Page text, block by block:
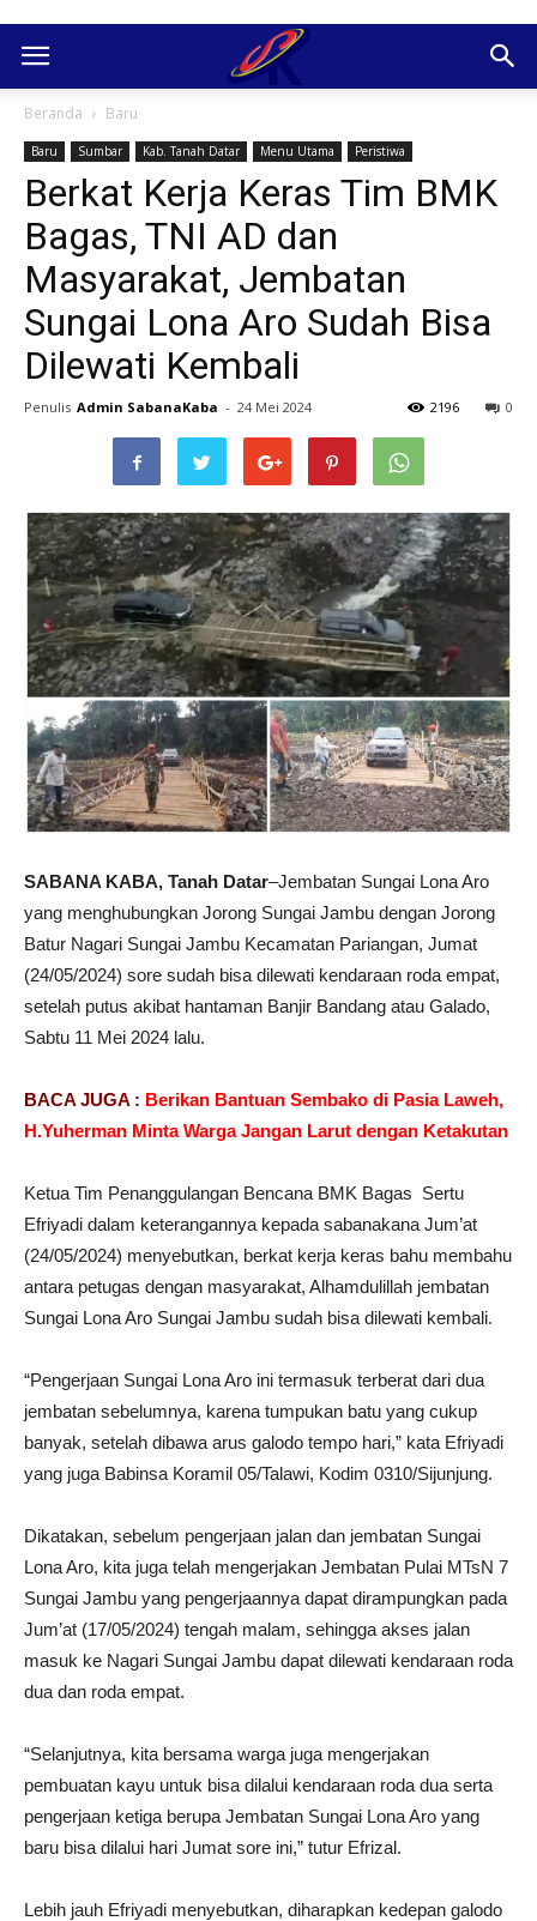
Beranda Baru
Baru Sumbar Kab. Tanah Datar Menu Utama Peristiwa
Berkat Kerja Keras Tim BMK
Bagas, TNI AD dan
Masyarakat, Jembatan
Sungai Lona Aro Sudah Bisa
Dilewati Kembali
Penulis Admin SabanaKaba - 24 Mei 2024 0
2196
SABANA KABA, Tanah Datar–Jembatan Sungai Lona Aro
yang menghubungkan Jorong Sungai Jambu dengan Jorong
Batur Nagari Sungai Jambu Kecamatan Pariangan, Jumat
(24/05/2024) sore sudah bisa dilewati kendaraan roda empat,
setelah putus akibat hantaman Banjir Bandang atau Galado,
Sabtu 11 Mei 2024 lalu.
BACA JUGA : Berikan Bantuan Sembako di Pasia Laweh,
H.Yuherman Minta Warga Jangan Larut dengan Ketakutan
Ketua Tim Penanggulangan Bencana BMK Bagas Sertu
Efriyadi dalam keterangannya kepada sabanakana Jum’at
(24/05/2024) menyebutkan, berkat kerja keras bahu membahu
antara petugas dengan masyarakat, Alhamdulillah jembatan
Sungai Lona Aro Sungai Jambu sudah bisa dilewati kembali.
“Pengerjaan Sungai Lona Aro ini termasuk terberat dari dua
jembatan sebelumnya, karena tumpukan batu yang cukup
banyak, setelah dibawa arus galodo tempo hari,” kata Efriyadi
yang juga Babinsa Koramil 05/Talawi, Kodim 0310/Sijunjung.
Dikatakan, sebelum pengerjaan jalan dan jembatan Sungai
Lona Aro, kita juga telah mengerjakan Jembatan Pulai MTsN 7
Sungai Jambu yang pengerjaannya dapat dirampungkan pada
Jum’at (17/05/2024) tengah malam, sehingga akses jalan
masuk ke Nagari Sungai Jambu dapat dilewati kendaraan roda
dua dan roda empat.
“Selanjutnya, kita bersama warga juga mengerjakan
pembuatan kayu untuk bisa dilalui kendaraan roda dua serta
pengerjaan ketiga berupa Jembatan Sungai Lona Aro yang
baru bisa dilalui hari Jumat sore ini,” tutur Efrizal.
Lebih jauh Efriyadi menyebutkan, diharapkan kedepan galodo